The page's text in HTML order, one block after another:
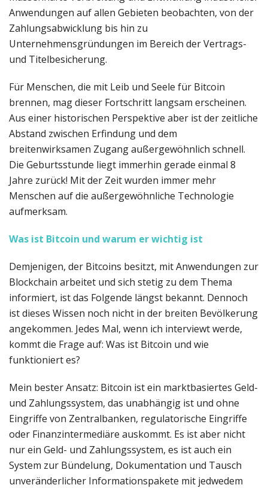
Anwendungen auf allen Gebieten beobachten, von der
Zahlungsabwicklung bis hin zu
Unternehmensgründungen im Bereich der Vertrags-
und Titelbesicherung.
Für Menschen, die mit Leib und Seele für Bitcoin
brennen, mag dieser Fortschritt langsam erscheinen.
Aus einer historischen Perspektive aber ist der zeitliche
Abstand zwischen Erfindung und dem
breitenwirksamen Zugang außergewöhnlich schnell.
Die Geburtsstunde liegt immerhin gerade einmal 8
Jahre zurück! Mit der Zeit wurden immer mehr
Menschen auf die außergewöhnliche Technologie
aufmerksam.
Was ist Bitcoin und warum er wichtig ist
Demjenigen, der Bitcoins besitzt, mit Anwendungen zur
Blockchain arbeitet und sich stetig zu dem Thema
informiert, ist das Folgende längst bekannt. Dennoch
ist dieses Wissen noch nicht in der breiten Bevölkerung
angekommen. Jedes Mal, wenn ich interviewt werde,
kommt die Frage auf: Was ist Bitcoin und wie
funktioniert es?
Mein bester Ansatz: Bitcoin ist ein marktbasiertes Geld-
und Zahlungssystem, das unabhängig ist und ohne
Eingriffe von Zentralbanken, regulatorische Eingriffe
oder Finanzintermediäre auskommt. Es ist aber nicht
nur ein Geld- und Zahlungssystem, es ist auch ein
System zur Bündelung, Dokumentation und Tausch
unveränderlicher Informationspakete mit jedwedem